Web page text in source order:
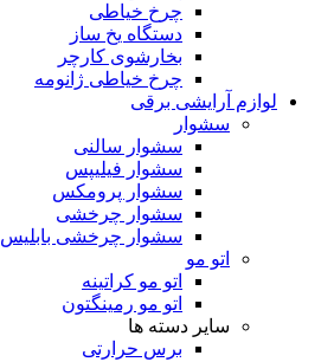
چرخ خیاطی
دستگاه یخ ساز
بخارشوی کارچر
چرخ خیاطی ژانومه
لوازم آرایشی برقی
سشوار
سشوار سالنی
سشوار فیلیپس
سشوار پرومکس
سشوار چرخشی
سشوار چرخشی بابلیس
اتو مو
اتو مو کراتینه
اتو مو رمینگتون
سایر دسته ها
برس حرارتی